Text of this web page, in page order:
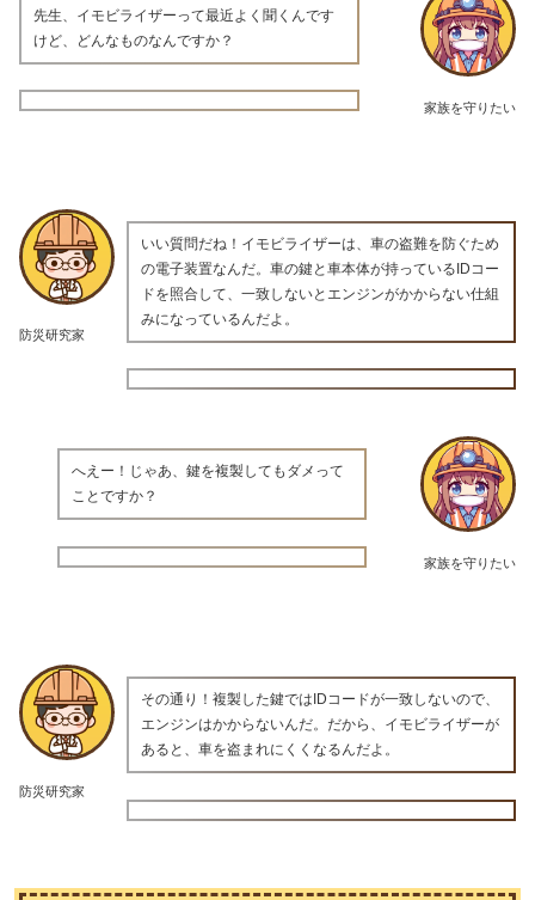
家族を守りたい
先生、イモビライザーって最近よく聞くんです
けど、どんなものなんですか？
防災研究家
いい質問だね！イモビライザーは、車の盗難を防ぐため
の電子装置なんだ。車の鍵と車本体が持っているIDコー
ドを照合して、一致しないとエンジンがかからない仕組
みになっているんだよ。
家族を守りたい
へえー！じゃあ、鍵を複製してもダメって
ことですか？
防災研究家
その通り！複製した鍵ではIDコードが一致しないので、
エンジンはかからないんだ。だから、イモビライザーが
あると、車を盗まれにくくなるんだよ。